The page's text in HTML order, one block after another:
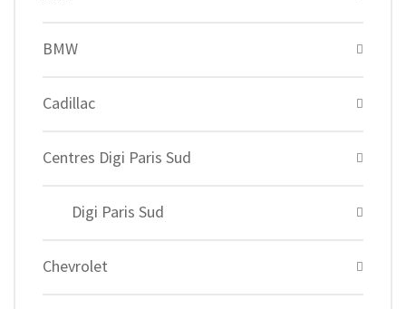
BMW
Cadillac
Centres Digi Paris Sud
Digi Paris Sud
Chevrolet